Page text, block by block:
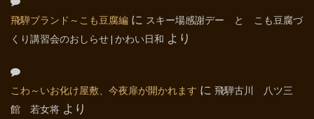
飛騨ブランド～こも豆腐編 に スキー場感謝デー と こも豆腐づ
くり講習会のおしらせ | かわい日和 より
こわ～いお化け屋敷、今夜扉が開かれます に 飛騨古川 八ツ三
館 若女将 より